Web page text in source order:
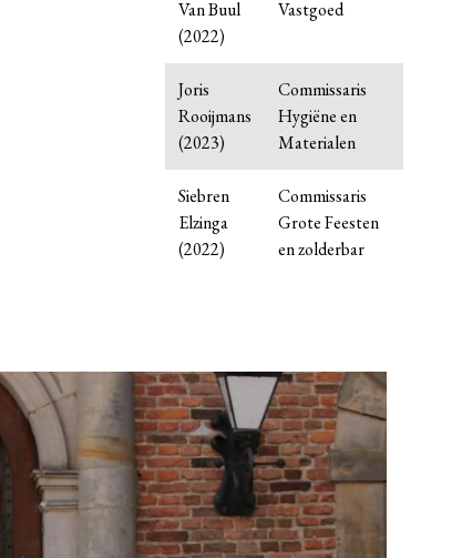
Van Buul
(2022)
Vastgoed
Joris
Rooijmans
(2023)
Commissaris
Hygiëne en
Materialen
Siebren
Elzinga
(2022)
Commissaris
Grote Feesten
en zolderbar